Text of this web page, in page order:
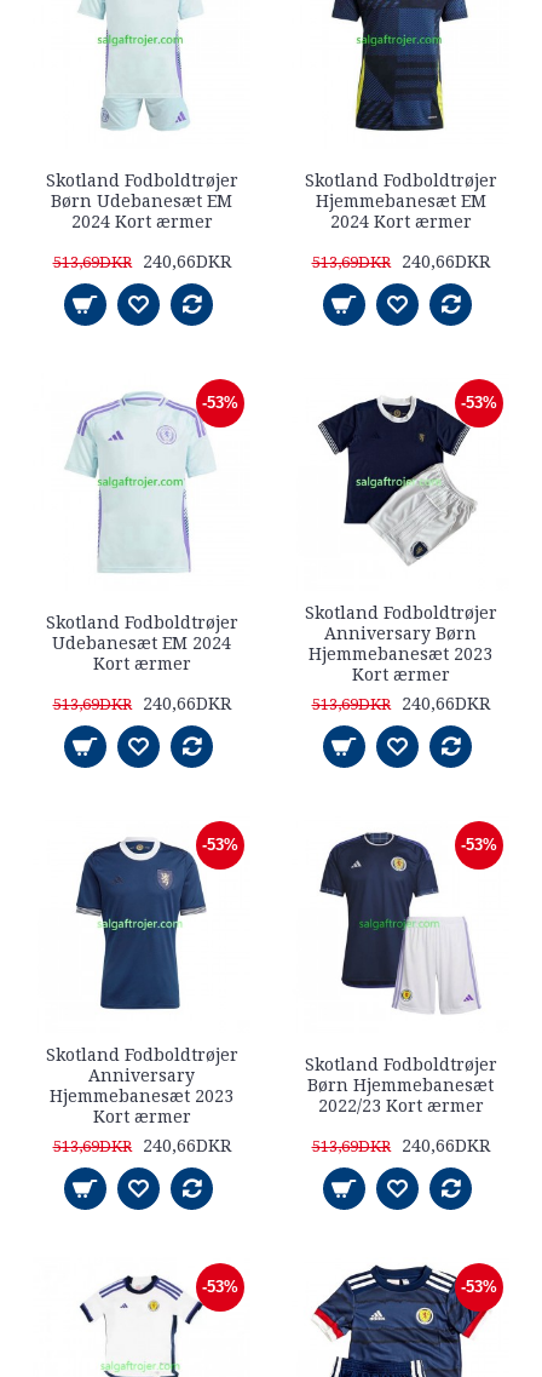
Skotland Fodboldtrøjer
Børn Udebanesæt EM
2024 Kort ærmer
513,69DKR 240,66DKR
Skotland Fodboldtrøjer
Hjemmebanesæt EM
2024 Kort ærmer
513,69DKR 240,66DKR
-53%
Skotland Fodboldtrøjer
Udebanesæt EM 2024
Kort ærmer
513,69DKR 240,66DKR
-53%
Skotland Fodboldtrøjer
Anniversary Børn
Hjemmebanesæt 2023
Kort ærmer
513,69DKR 240,66DKR
-53%
Skotland Fodboldtrøjer
Anniversary
Hjemmebanesæt 2023
Kort ærmer
513,69DKR 240,66DKR
-53%
Skotland Fodboldtrøjer
Børn Hjemmebanesæt
2022/23 Kort ærmer
513,69DKR 240,66DKR
-53% -53%